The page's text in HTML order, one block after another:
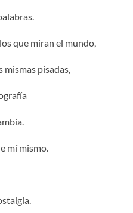
que miran el mundo,
mismas pisadas,
mí mismo.